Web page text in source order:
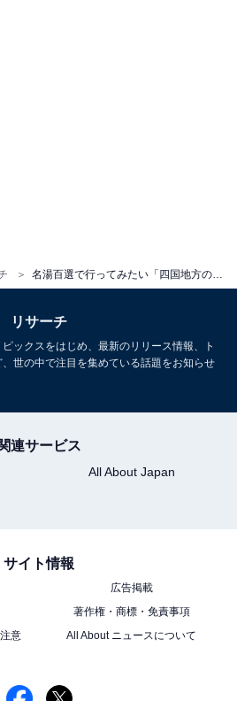
リサーチ
ックスをはじめ、最新のリリース情報、ト
世の中で注目を集めている話題をお知らせ
連サービス
All About Japan
サイト情報
広告掲載
著作権・商標・免責事項
意
All About ニュースについて